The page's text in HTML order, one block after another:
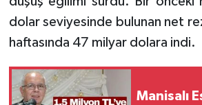
dolar seviyesinde bulunan net
haftasında 47 milyar dolara indi.
Manisalı